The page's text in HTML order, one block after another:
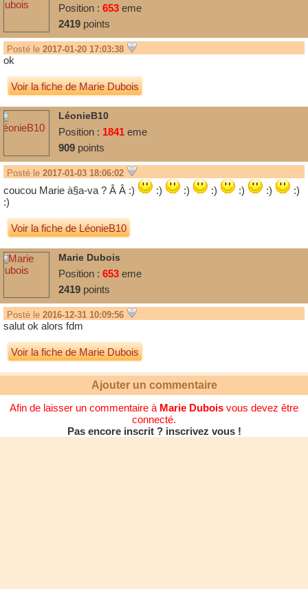
Position : 653 eme
2419 points
Posté le 2017-01-20 17:03:38
ok
Voir la fiche de Marie Dubois
LéonieB10
Position : 1841 eme
909 points
Posté le 2017-01-03 18:06:02
coucou Marie à§a-va ? Â Â :) :) :) :) :) :)
:)
:)
Voir la fiche de LéonieB10
Marie Dubois
Position : 653 eme
2419 points
Posté le 2016-12-31 10:09:56
salut ok alors fdm
Voir la fiche de Marie Dubois
Ajouter un commentaire
Afin de laisser un commentaire à Marie Dubois vous devez être
connecté.
Pas encore inscrit ? inscrivez vous !